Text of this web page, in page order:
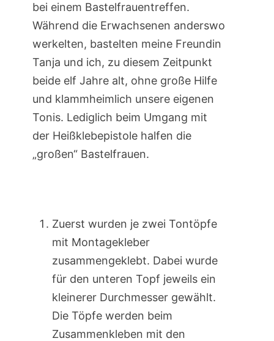
bei einem Bastelfrauentreffen.
Während die Erwachsenen anderswo
werkelten, bastelten meine Freundin
Tanja und ich, zu diesem Zeitpunkt
beide elf Jahre alt, ohne große Hilfe
und klammheimlich unsere eigenen
Tonis. Lediglich beim Umgang mit
der Heißklebepistole halfen die
„großen“ Bastelfrauen.
Zuerst wurden je zwei Tontöpfe
mit Montagekleber
zusammengeklebt. Dabei wurde
für den unteren Topf jeweils ein
kleinerer Durchmesser gewählt.
Die Töpfe werden beim
Zusammenkleben mit den